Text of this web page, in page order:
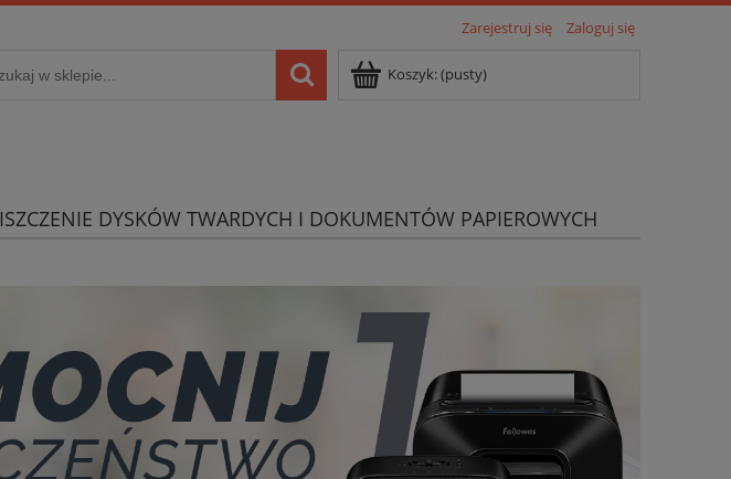
Zarejestruj się Zaloguj się
Koszyk:(pusty)
DYSKÓW TWARDYCH I DOKUMENTÓW PAPIEROWYCH